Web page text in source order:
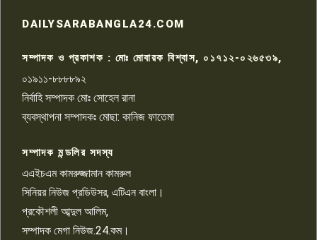
রাজশাহীতে সন্ত্রাসী হামলায় গুরুতর
৯
চাঁদাবাজি ও হয়রানির অভিযোগ
১০
DAILYSARABANGLA24.COM
সম্পাদক ও প্রকাশক : মোঃ মোবারক বিশ্বাস, ০১৭১২-০২৬৫৩৯,
০১৯১১-৮৮৮৮৯২
নির্বাহি সম্পাদক মোঃ সোহেল রানা
ব্যবস্থাপনা সম্পাদকঃ মোছা: কানিজ ফাতেমা
সম্পাদক মন্ডলির সদস্য
এএইচএম কামরুজ্জামান কামরুল
সিনিয়র নিউজ প্রডিউসর, এটিএন বাংলা।
প্রকৌশলী আব্দুল আলিম,
সম্পাদক মেগা নিউজ.24.কম।